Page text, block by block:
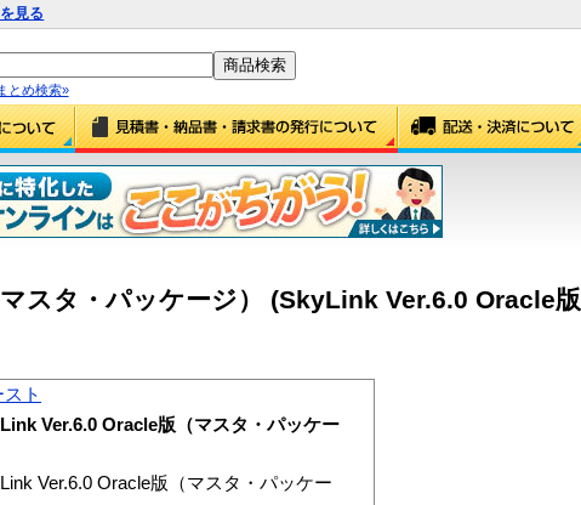
見る
とめ検索»
スタ・パッケージ） (SkyLink Ver.6.0 Oracle版
スト
Ver.6.0 Oracle版（マスタ・パッケー
Ver.6.0 Oracle版（マスタ・パッケー